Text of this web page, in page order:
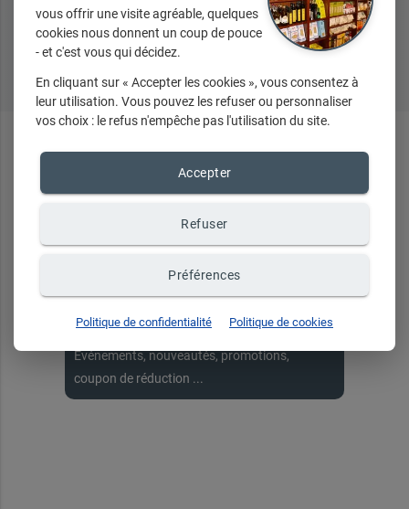
Tous nos produits
moment...
Recevez toute notre
actualité par email
Événements, nouveautés, promotions,
coupon de réduction ...
vous offrir une visite agréable, quelques
cookies nous donnent un coup de pouce
- et c'est vous qui décidez.
En cliquant sur « Accepter les cookies », vous consentez à
leur utilisation. Vous pouvez les refuser ou personnaliser
vos choix : le refus n'empêche pas l'utilisation du site.
Accepter
Refuser
Préférences
Politique de confidentialité Politique de cookies